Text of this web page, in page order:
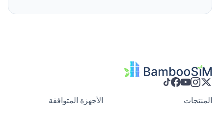
المنتجات الأجهزة المتوافقة